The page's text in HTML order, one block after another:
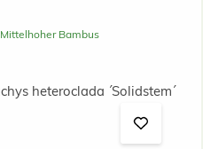
Mittelhoher Bambus